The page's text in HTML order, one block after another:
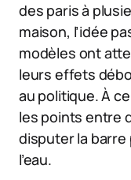
des paris à
maison, l’idée
modèles ont
leurs effets
au politique. À
les points entre
disputer la
l’eau.